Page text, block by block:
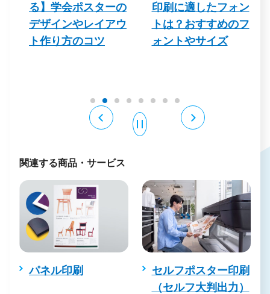
る】学会ポスターの
デザインやレイアウ
ト作り方のコツ
印刷に適したフォン
トは？おすすめのフ
ォントやサイズ
関連する商品・サービス
パネル印刷
セルフポスター印刷
（セルフ大判出力）